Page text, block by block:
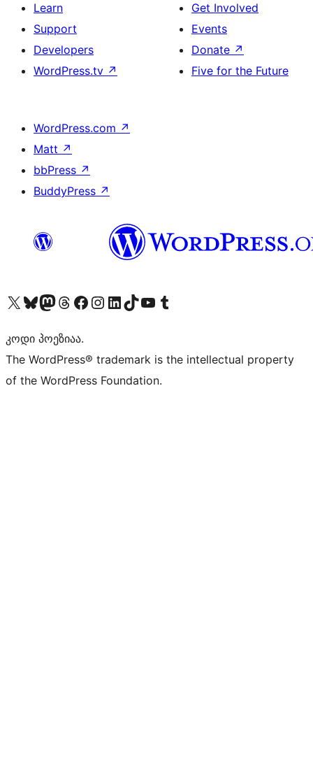
Learn
Support
Developers
WordPress.tv ↗
Get Involved
Events
Donate ↗
Five for the Future
WordPress.com ↗
Matt ↗
bbPress ↗
BuddyPress ↗
Visit our X (formerly Twitter) account
Visit our Bluesky account
Visit our Mastodon account
Visit our Threads account
Visit our Facebook page
Visit our Instagram account
Visit our LinkedIn account
Visit our TikTok account
Visit our YouTube channel
Visit our Tumblr account
კოდი პოეზიაა.
The WordPress® trademark is the intellectual property
of the WordPress Foundation.